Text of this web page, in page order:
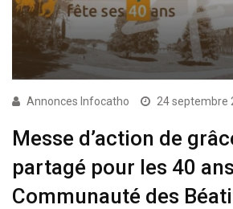
Annonces Infocatho 24 septembre
Messe d’action de
partagé pour les 40
Communauté des